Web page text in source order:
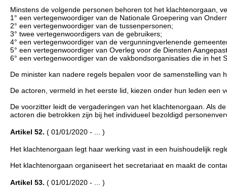
Minstens de volgende personen behoren tot het klachtenorgaan,
1° een vertegenwoordiger van de Nationale Groepering van
2° een vertegenwoordiger van de tussenpersonen;
3° twee vertegenwoordigers van de gebruikers;
4° een vertegenwoordiger van de vergunningverlenende
5° een vertegenwoordiger van Overleg voor de Diensten
6° een vertegenwoordiger van de vakbondsorganisaties die in het
De minister kan nadere regels bepalen voor de samenstelling van
De actoren, vermeld in het eerste lid, kiezen onder hun leden een
De voorzitter leidt de vergaderingen van het klachtenorgaan. Als
actoren die betrokken zijn bij het individueel bezoldigd
Artikel 52. ( 01/01/2020 - ... )
Het klachtenorgaan legt haar werking vast in een huishoudelijk
Het klachtenorgaan organiseert het secretariaat en maakt de
Artikel 53. ( 01/01/2020 - ... )